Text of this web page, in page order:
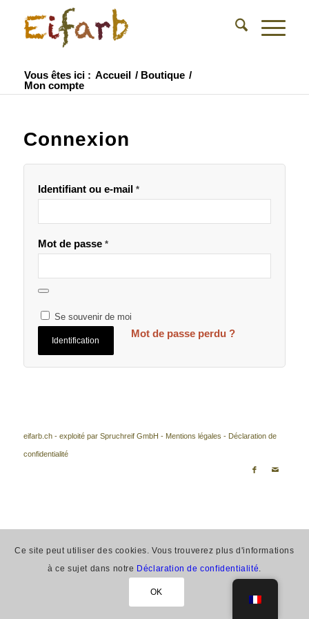
Vous êtes ici : Accueil / Boutique /
Mon compte
Connexion
Identifiant ou e-mail *
Mot de passe *
Se souvenir de moi
Identification
Mot de passe perdu ?
eifarb.ch - exploité par Spruchreif GmbH - Mentions légales - Déclaration de
confidentialité
Ce site peut utiliser des cookies. Vous trouverez plus d'informations
à ce sujet dans notre Déclaration de confidentialité.
OK